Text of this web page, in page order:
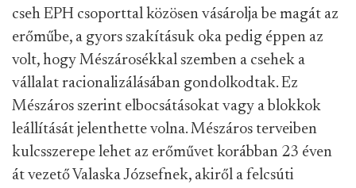
cseh EPH csoporttal közösen vásárolja be magát az
erőműbe, a gyors szakításuk oka pedig éppen az
volt, hogy Mészárosékkal szemben a csehek a
vállalat racionalizálásában gondolkodtak. Ez
Mészáros szerint elbocsátásokat vagy a blokkok
leállítását jelenthette volna. Mészáros terveiben
kulcsszerepe lehet az erőművet korábban 23 éven
át vezető Valaska Józsefnek, akiről a felcsúti